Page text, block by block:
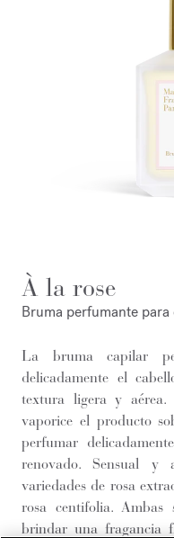
À la rose
Bruma perfumante para
La bruma capilar
delicadamente el
textura ligera y aérea.
vaporice el producto
perfumar
renovado. Sensual y
variedades de rosa
rosa centifolia. Ambas
brindar una fragancia